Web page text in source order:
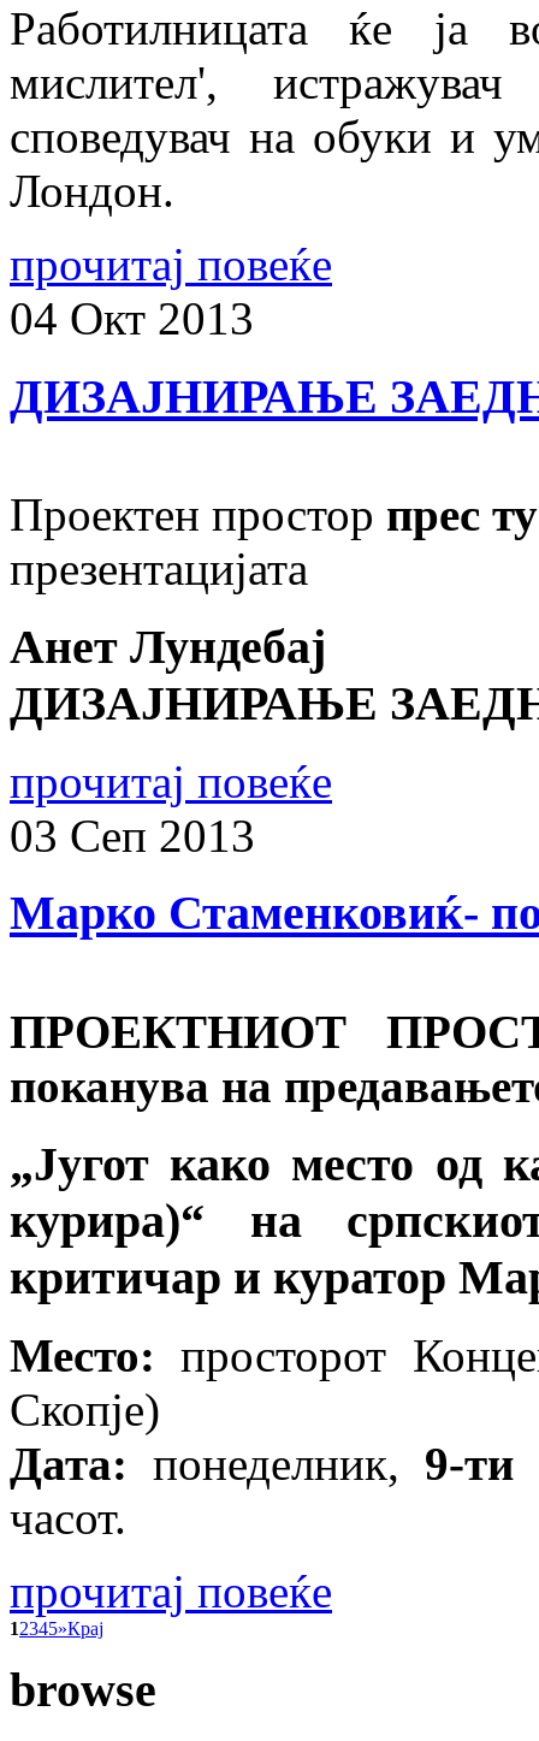
Работилницата ќе ја
мислител',
споведувач на обуки и
Лондон.
прочитај повеќе
04 Окт 2013
ДИЗАЈНИРАЊЕ
Проектен простор прес
презентацијата
Анет Лундебај
ДИЗАЈНИРАЊЕ
прочитај повеќе
03 Сеп 2013
Марко Стаменковиќ-
ПРОЕКТНИОТ
поканува на
„Југот како место од
курира)“ на
критичар и куратор
Место: просторот
Скопје)
Дата: понеделник, 9-ти
часот.
прочитај повеќе
12345»Крај
browse